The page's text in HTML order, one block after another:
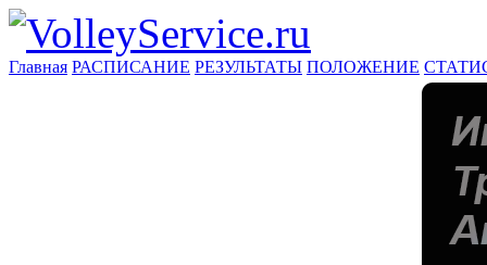
Главная РАСПИСАНИЕ РЕЗУЛЬТАТЫ ПОЛОЖЕНИЕ